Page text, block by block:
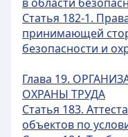
Статья 182-1.
принимающей
безопасности и
Глава 19.
ОХРАНЫ ТРУДА
Статья 183.
объектов по